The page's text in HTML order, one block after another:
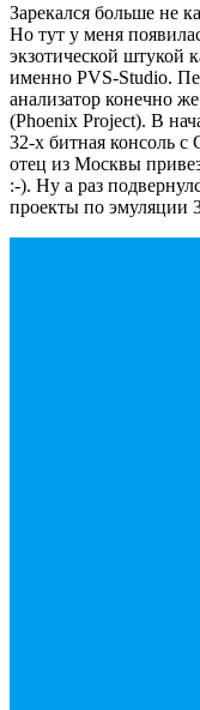
Зарекался больше не
Но тут у меня
экзотической штукой
именно PVS-Studio.
анализатор конечно
(Phoenix Project). В
32-х битная консоль
отец из Москвы
:-). Ну а раз
проекты по эмуляции